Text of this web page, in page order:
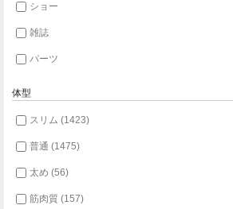
ショー
雑誌
パーツ
体型
スリム (1423)
普通 (1475)
太め (56)
筋肉質 (157)